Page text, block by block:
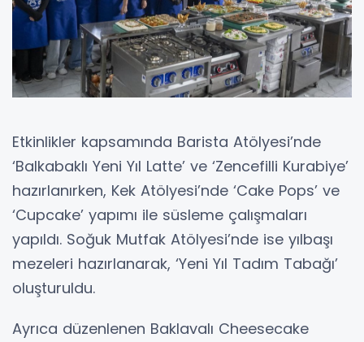
Etkinlikler kapsamında Barista Atölyesi’nde
‘Balkabaklı Yeni Yıl Latte’ ve ‘Zencefilli Kurabiye’
hazırlanırken, Kek Atölyesi’nde ‘Cake Pops’ ve
‘Cupcake’ yapımı ile süsleme çalışmaları
yapıldı. Soğuk Mutfak Atölyesi’nde ise yılbaşı
mezeleri hazırlanarak, ‘Yeni Yıl Tadım Tabağı’
oluşturuldu.
Ayrıca düzenlenen Baklavalı Cheesecake